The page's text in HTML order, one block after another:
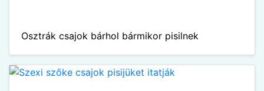
Osztrák csajok bárhol bármikor pisilnek